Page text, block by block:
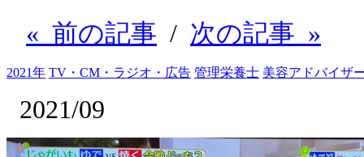
« 前の記事 / 次の記事 »
2021年 TV・CM・ラジオ・広告 管理栄養士 美容アドバイザ
2021/09